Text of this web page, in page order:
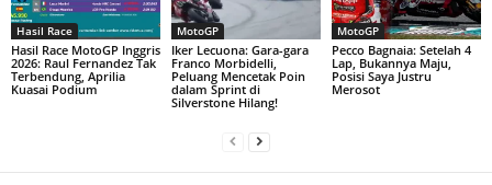
Hasil Race
Hasil Race MotoGP Inggris
2026: Raul Fernandez Tak
Terbendung, Aprilia
Kuasai Podium
MotoGP
Iker Lecuona: Gara-gara
Franco Morbidelli,
Peluang Mencetak Poin
dalam Sprint di
Silverstone Hilang!
MotoGP
Pecco Bagnaia: Setelah 4
Lap, Bukannya Maju,
Posisi Saya Justru
Merosot